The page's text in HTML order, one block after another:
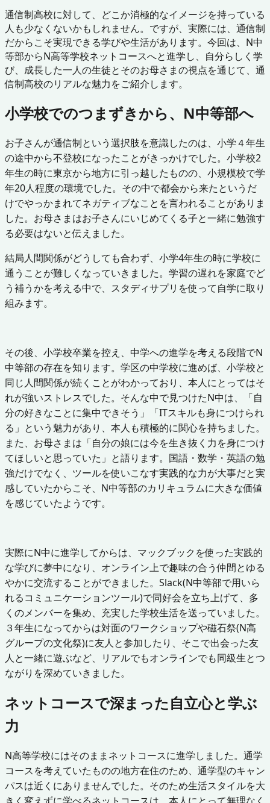
通信制高校に対して、どこか消極的なイメージを持っている
人も少なくないかもしれません。ですが、実際には、通信制
だからこそ実現できる学びや生活があります。今回は、N中
等部からN高等学校ネットコースへと進学し、自分らしく学
び、成長した一人の生徒とそのお母さまの視点を通じて、通
信制高校のリアルな魅力をご紹介します。
小学校でのつまずきから、N中等部へ
お子さんが通信制という選択肢を意識したのは、小学４年生
の途中から不登校になったことがきっかけでした。小学校2
年生の時に東京から地方に引っ越したものの、小規模校で学
年20人程度の環境でした。その中で都会から来たというだ
けでやっかまれてネガティブなことを言われることがありま
した。お母さまはお子さんにいじめてくる子と一緒に勉強す
る必要はないと伝えました。
結局人間関係がどうしても合わず、小学4年生の時に学校に
通うことが難しくなっていきました。学習の遅れを家庭でど
う補うかを考える中で、スタディサプリを使って自学に取り
組みます。
その後、小学校卒業を控え、中学への進学を考える段階でN
中等部の存在を知ります。学区の中学校に進めば、小学校と
同じ人間関係が続くことがわかっており、本人にとってはそ
れが強いストレスでした。そんな中で見つけたN中は、「自
分の好きなことに集中できそう」「ITスキルも身につけられ
る」という魅力があり、本人も積極的に関心を持ちました。
また、お母さまは「自分の娘には今を生き抜く力を身につけ
てほしいと思っていた」と語ります。国語・数学・英語の勉
強だけでなく、ツールを使いこなす実践的な力が大事だと実
感していたからこそ、N中等部のカリキュラムに大きな価値
を感じていたようです。
実際にN中に進学してからは、マックブックを使った実践的
な学びに夢中になり、オンライン上で趣味の合う仲間とゆる
やかに交流することができました。Slack(N中等部で用いら
れるコミュニケーションツール)で同好会を立ち上げて、多
くのメンバーを集め、充実した学校生活を送っていました。
３年生になってからは対面のワークショップや磁石祭(N高
グループの文化祭)に友人と参加したり、そこで出会った友
人と一緒に遊ぶなど、リアルでもオンラインでも同級生とつ
ながりを深めていきました。
ネットコースで深まった自立心と学ぶ
力
N高等学校にはそのままネットコースに進学しました。通学
コースを考えていたものの地方在住のため、通学型のキャン
パスは近くにありませんでした。そのため生活スタイルを大